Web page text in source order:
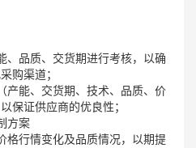
、品质、交货期进行考核，以确
购渠道；
产能、交货期、技术、品质、价
保证供应商的优良性；
方案
格行情变化及品质情况，以期提